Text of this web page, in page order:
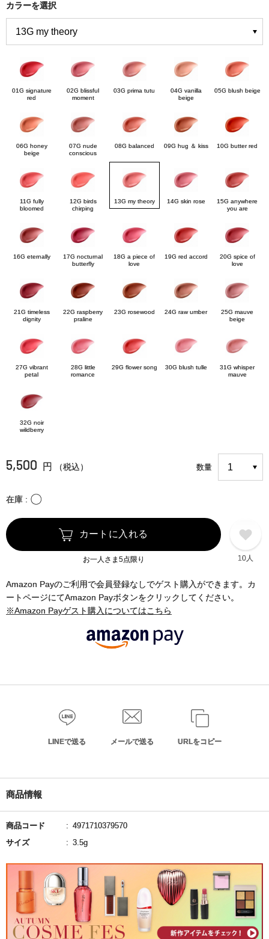
カラーを選択
01G signature
red
02G blissful
moment
03G prima tutu
04G vanilla
beige
05G blush beige
06G honey
beige
07G nude
conscious
08G balanced 09G hug ＆ kiss 10G butter red
11G fully
bloomed
12G birds
chirping
13G my theory 14G skin rose
15G anywhere
you are
16G eternally
17G nocturnal
butterfly
18G a piece of
love
19G red accord
20G spice of
love
21G timeless
dignity
22G raspberry
praline
23G rosewood 24G raw umber
25G mauve
beige
27G vibrant
petal
28G little
romance
29G flower song 30G blush tulle
31G whisper
mauve
32G noir
wildberry
5,500 円 （税込） 数量
在庫 〇
カートに入れる
お一人さま5点限り 10人
Amazon Payのご利用で会員登録なしでゲスト購入ができます。カ
ートページにてAmazon Payボタンをクリックしてください。
※Amazon Payゲスト購入についてはこちら
LINEで送る メールで送る URLをコピー
商品情報
商品コード
4971710379570
サイズ
3.5g